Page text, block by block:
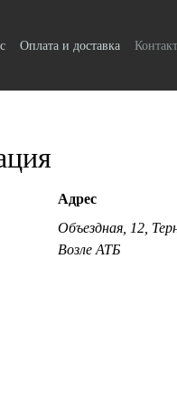
Оплата и доставка
Адрес
Объездная, 12,
Возле АТБ